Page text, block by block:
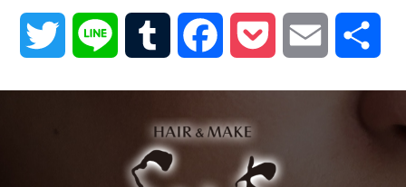
Twitter Line Tumblr FacebookPocket Email